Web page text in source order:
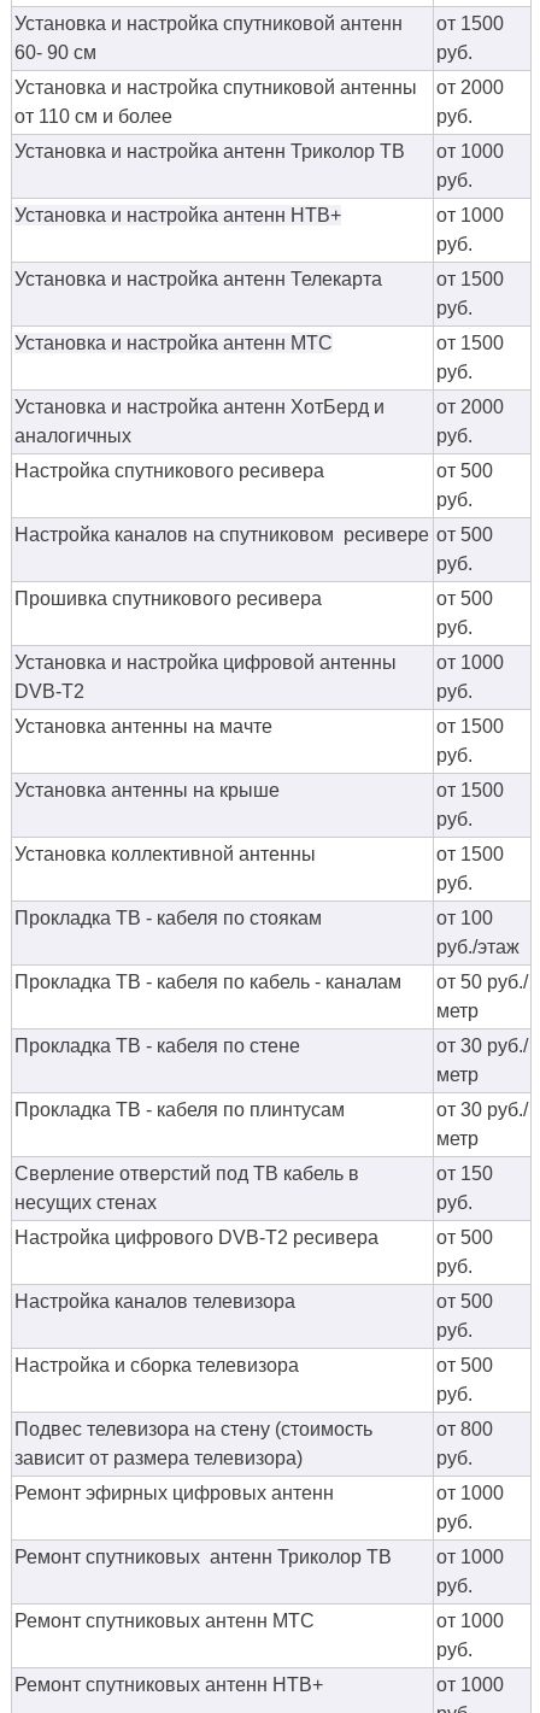
Установка и настройка спутниковой антенн
60- 90 см
от 1500
руб.
Установка и настройка спутниковой антенны
от 110 см и более
от 2000
руб.
Установка и настройка антенн Триколор ТВ
от 1000
руб.
Установка и настройка антенн НТВ+
от 1000
руб.
Установка и настройка антенн Телекарта
от 1500
руб.
Установка и настройка антенн МТС
от 1500
руб.
Установка и настройка антенн ХотБерд и
аналогичных
от 2000
руб.
Настройка спутникового ресивера
от 500
руб.
Настройка каналов на спутниковом ресивере от 500
руб.
Прошивка спутникового ресивера
от 500
руб.
Установка и настройка цифровой антенны
DVB-T2
от 1000
руб.
Установка антенны на мачте
от 1500
руб.
Установка антенны на крыше
от 1500
руб.
Установка коллективной антенны
от 1500
руб.
Прокладка ТВ - кабеля по стоякам
от 100
руб./этаж
Прокладка ТВ - кабеля по кабель - каналам
от 50 руб./
метр
Прокладка ТВ - кабеля по стене
от 30 руб./
метр
Прокладка ТВ - кабеля по плинтусам
от 30 руб./
метр
Сверление отверстий под ТВ кабель в
несущих стенах
от 150
руб.
Настройка цифрового DVB-T2 ресивера
от 500
руб.
Настройка каналов телевизора
от 500
руб.
Настройка и сборка телевизора
от 500
руб.
Подвес телевизора на стену (стоимость
зависит от размера телевизора)
от 800
руб.
Ремонт эфирных цифровых антенн
от 1000
руб.
Ремонт спутниковых антенн Триколор ТВ
от 1000
руб.
Ремонт спутниковых антенн МТС
от 1000
руб.
Ремонт спутниковых антенн НТВ+
от 1000